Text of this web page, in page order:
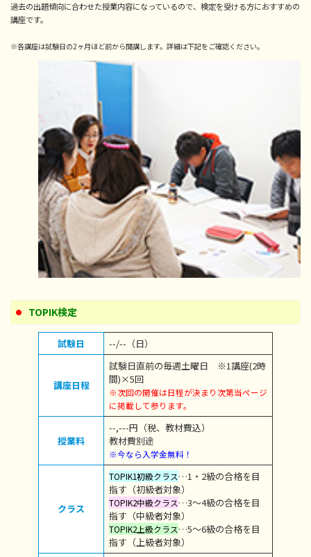
過去の出題傾向に合わせた授業内容になっているので、検定を受ける方におすすめの
講座です。
※各講座は試験日の2ヶ月ほど前から開講します。詳細は下記をご確認ください。
TOPIK検定
試験日 --/--（日）
講座日程
試験日直前の毎週土曜日 ※1講座(2時
間)×5回
※次回の開催は日程が決まり次第当ページ
に掲載して参ります。
授業料
--,---円（税、教材費込）
教材費別途
※今なら入学金無料！
クラス
TOPIK1初級クラス…1・2級の合格を目
指す（初級者対象）
TOPIK2中級クラス…3～4級の合格を目
指す（中級者対象）
TOPIK2上級クラス…5～6級の合格を目
指す（上級者対象）